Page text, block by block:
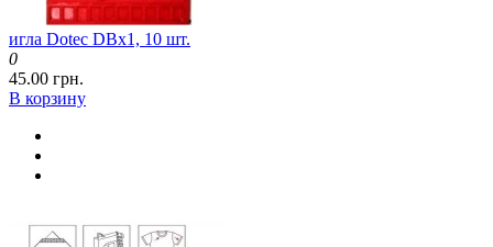
игла Dotec DBx1, 10 шт.
0
45.00 грн.
В корзину